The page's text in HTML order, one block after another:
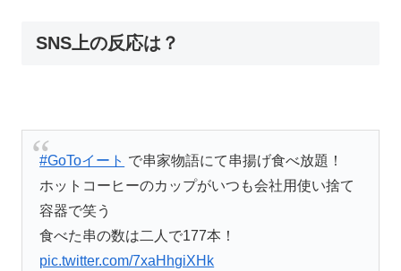
SNS上の反応は？
#GoToイート で串家物語にて串揚げ食べ放題！
ホットコーヒーのカップがいつも会社用使い捨て
容器で笑う
食べた串の数は二人で177本！
pic.twitter.com/7xaHhgiXHk